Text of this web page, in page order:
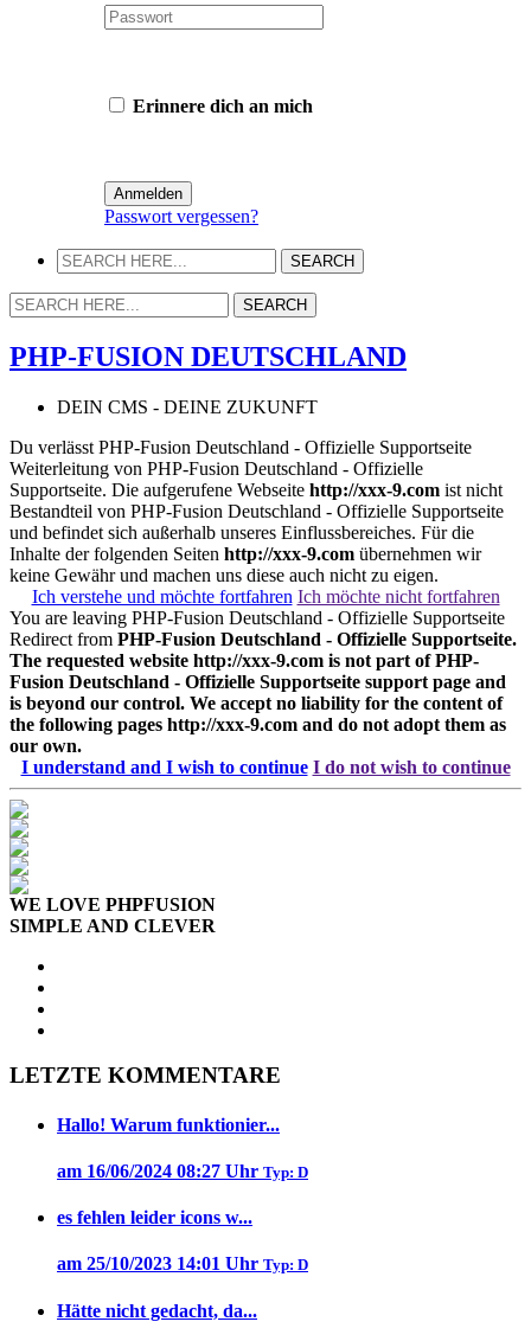
Erinnere dich an mich
Passwort vergessen?
PHP-FUSION DEUTSCHLAND
DEIN CMS - DEINE ZUKUNFT
Du verlässt PHP-Fusion Deutschland - Offizielle Supportseite
Weiterleitung von PHP-Fusion Deutschland - Offizielle
Supportseite. Die aufgerufene Webseite http://xxx-9.com ist nicht
Bestandteil von PHP-Fusion Deutschland - Offizielle Supportseite
und befindet sich außerhalb unseres Einflussbereiches. Für die
Inhalte der folgenden Seiten http://xxx-9.com übernehmen wir
keine Gewähr und machen uns diese auch nicht zu eigen.
Ich verstehe und möchte fortfahren Ich möchte nicht fortfahren
You are leaving PHP-Fusion Deutschland - Offizielle Supportseite
Redirect from PHP-Fusion Deutschland - Offizielle Supportseite.
The requested website http://xxx-9.com is not part of PHP-
Fusion Deutschland - Offizielle Supportseite support page and
is beyond our control. We accept no liability for the content of
the following pages http://xxx-9.com and do not adopt them as
our own.
I understand and I wish to continue I do not wish to continue
WE LOVE PHPFUSION
SIMPLE AND CLEVER
LETZTE KOMMENTARE
Hallo! Warum funktionier...
am 16/06/2024 08:27 Uhr Typ: D
es fehlen leider icons w...
am 25/10/2023 14:01 Uhr Typ: D
Hätte nicht gedacht, da...